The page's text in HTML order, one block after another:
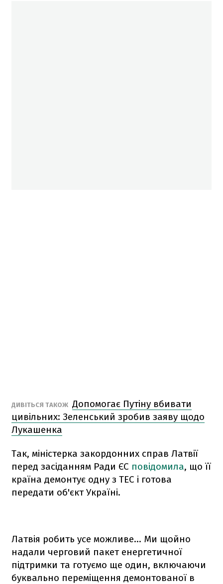
ДИВІТЬСЯ ТАКОЖ Допомогає Путіну вбивати
цивільних: Зеленський зробив заяву щодо
Лукашенка
Так, міністерка закордонних справ Латвії
перед засіданням Ради ЄС повідомила, що її
країна демонтує одну з ТЕС і готова
передати об'єкт Україні.
Латвія робить усе можливе… Ми щойно
надали черговий пакет енергетичної
підтримки та готуємо ще один, включаючи
буквально переміщення демонтованої в